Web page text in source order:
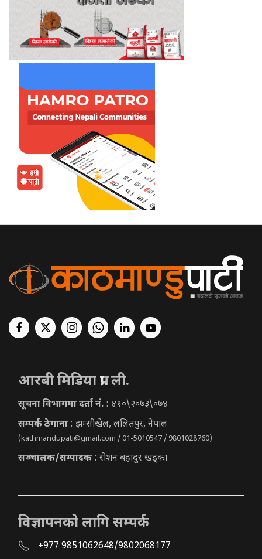
आरबी मिडिया प्रा. ली.
सूचना विभागमा दर्ता नं. : ४१०\२०७३\०७४
सम्पर्क ठेगाना : झम्सीखेल, ललितपुर, नेपाल
(kathmandupati@gmail.com / 01-5010547 / 9801028760)
सञ्चालक/सम्पादक : रोशन बहादुर खड्का
विज्ञापनको लागि सम्पर्क
+977 9851062648/9802068177